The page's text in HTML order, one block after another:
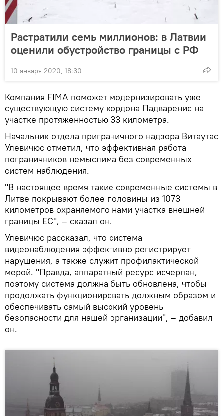
Растратили семь миллионов: в Латвии
оценили обустройство границы с РФ
10 января 2020, 18:30
Компания FIMA поможет модернизировать уже
существующую систему кордона Падваренис на
участке протяженностью 33 километра.
Начальник отдела приграничного надзора Витаутас
Улевичюс отметил, что эффективная работа
пограничников немыслима без современных
систем наблюдения.
"В настоящее время такие современные системы в
Литве покрывают более половины из 1073
километров охраняемого нами участка внешней
границы ЕС", – сказал он.
Улевичюс рассказал, что система
видеонаблюдения эффективно регистрирует
нарушения, а также служит профилактической
мерой. "Правда, аппаратный ресурс исчерпан,
поэтому система должна быть обновлена, чтобы
продолжать функционировать должным образом и
обеспечивать самый высокий уровень
безопасности для нашей организации", – добавил
он.